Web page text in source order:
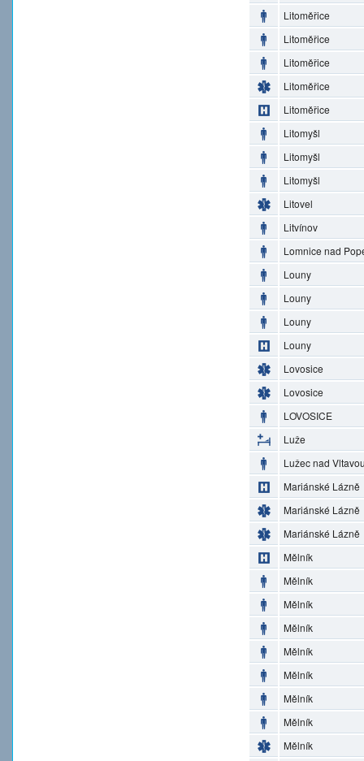
Litoměřice
Litoměřice
Litoměřice
Litoměřice
Litoměřice
Litomyšl
Litomyšl
Litomyšl
Litovel
Litvínov
Lomnice nad
Louny
Louny
Louny
Louny
Lovosice
Lovosice
LOVOSICE
Luže
Lužec nad
Mariánské Lázně
Mariánské Lázně
Mariánské Lázně
Mělník
Mělník
Mělník
Mělník
Mělník
Mělník
Mělník
Mělník
Mělník